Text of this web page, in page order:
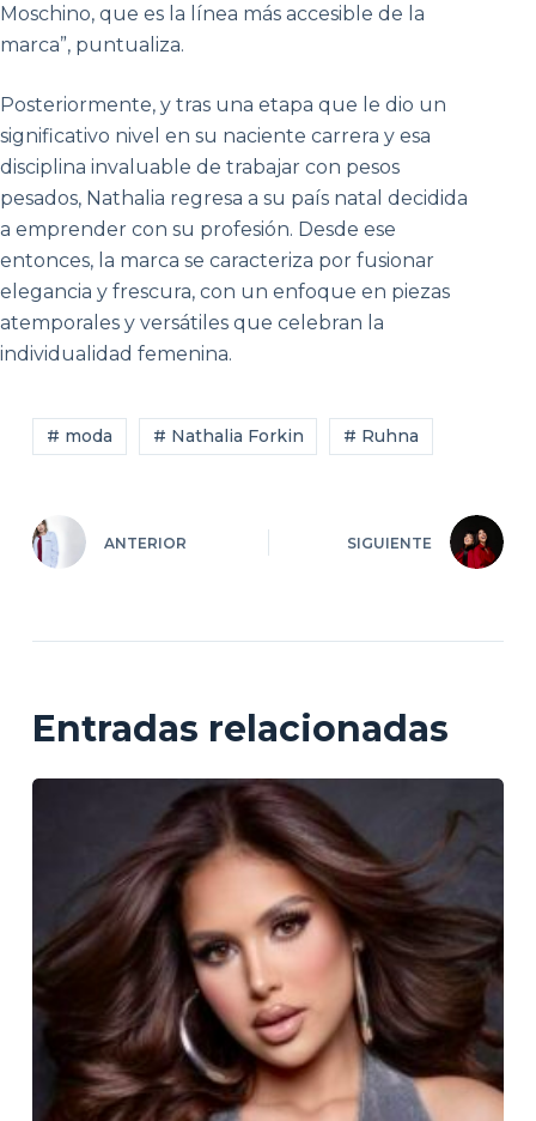
Moschino, que es la línea más accesible de la
marca”, puntualiza.
Posteriormente, y tras una etapa que le dio un
significativo nivel en su naciente carrera y esa
disciplina invaluable de trabajar con pesos
pesados, Nathalia regresa a su país natal decidida
a emprender con su profesión. Desde ese
entonces, la marca se caracteriza por fusionar
elegancia y frescura, con un enfoque en piezas
atemporales y versátiles que celebran la
individualidad femenina.
# moda # Nathalia Forkin # Ruhna
ANTERIOR SIGUIENTE
Entradas relacionadas